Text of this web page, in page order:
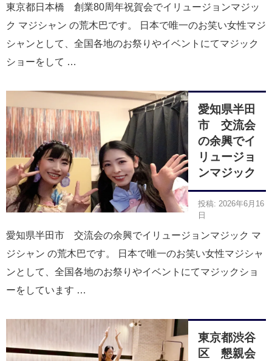
東京都日本橋 創業80周年祝賀会でイリュージョンマジッ
ク マジシャン の荒木巴です。 日本で唯一のお笑い女性マジ
シャンとして、全国各地のお祭りやイベントにてマジック
ショーをして …
愛知県半田
市 交流会
の余興でイ
リュージョ
ンマジック
投稿: 2026年6月16
日
愛知県半田市 交流会の余興でイリュージョンマジック マ
ジシャン の荒木巴です。 日本で唯一のお笑い女性マジシャ
ンとして、全国各地のお祭りやイベントにてマジックショ
ーをしています …
東京都渋谷
区 懇親会